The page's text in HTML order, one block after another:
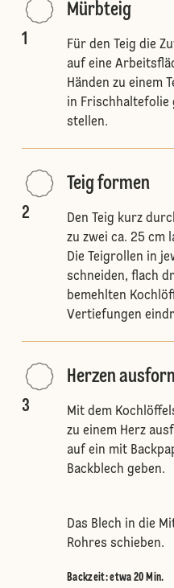
1
Mürbteig
Für den Teig die
auf eine
Händen zu einem
in Frischhaltefolie
stellen.
2
Teig formen
Den Teig kurz
zu zwei ca. 25 cm
Die Teigrollen in
schneiden, flach
bemehlten
Vertiefungen
3
Herzen
Mit dem
zu einem Herz
auf ein mit
Backblech geben.
Das Blech in die
Rohres schieben.
Backzeit: etwa 20 Min.